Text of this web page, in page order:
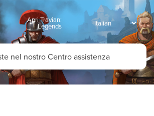
Apri Travian:
Legends